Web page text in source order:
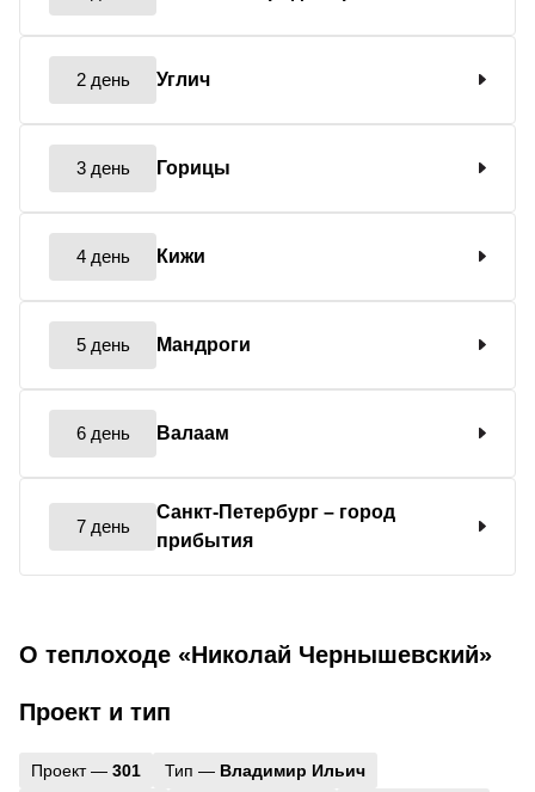
2 день Углич
3 день Горицы
4 день Кижи
5 день Мандроги
6 день Валаам
7 день
Санкт-Петербург – город
прибытия
О теплоходе «Николай Чернышевский»
Проект и тип
Проект — 301 Тип — Владимир Ильич